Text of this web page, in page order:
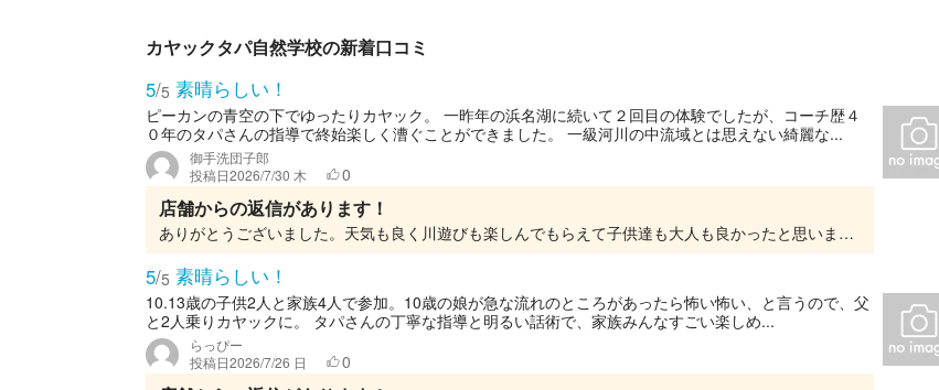
カヤックタパ自然学校の新着口コミ
5/5 素晴らしい！
ピーカンの青空の下でゆったりカヤック。 一昨年の浜名湖に続いて２回目の体験でしたが、コーチ歴４
０年のタパさんの指導で終始楽しく漕ぐことができました。 一級河川の中流域とは思えない綺麗な...
御手洗団子郎
投稿日2026/7/30 木 0
店舗からの返信があります！
ありがとうございました。天気も良く川遊びも楽しんでもらえて子供達も大人も良かったと思います。また機会がありましたらおいでください。
5/5 素晴らしい！
10.13歳の子供2人と家族4人で参加。10歳の娘が急な流れのところがあったら怖い怖い、と言うので、父
と2人乗りカヤックに。 タパさんの丁寧な指導と明るい話術で、家族みんなすごい楽しめ...
らっぴー
投稿日2026/7/26 日 0